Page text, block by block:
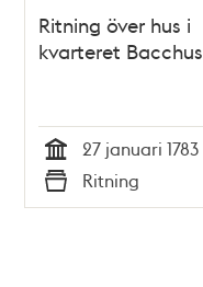
Ritning över hus i
kvarteret Bacchus
Tid
27 januari 1783
Typ
Ritning